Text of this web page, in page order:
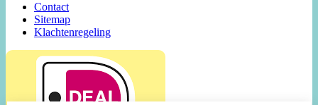
Contact
Sitemap
Klachtenregeling